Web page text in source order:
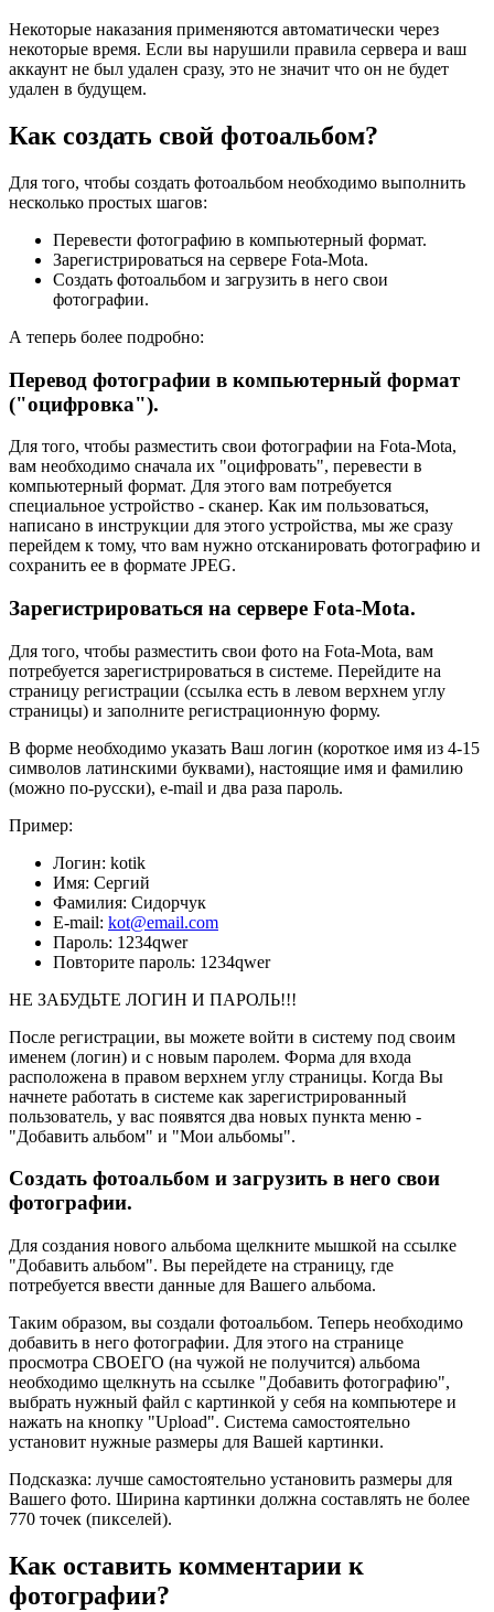
Некоторые наказания применяются автоматически через
некоторые время. Если вы нарушили правила сервера и ваш
аккаунт не был удален сразу, это не значит что он не будет
удален в будущем.
Как создать свой фотоальбом?
Для того, чтобы создать фотоальбом необходимо выполнить
несколько простых шагов:
Перевести фотографию в компьютерный формат.
Зарегистрироваться на сервере Fota-Mota.
Создать фотоальбом и загрузить в него свои
фотографии.
А теперь более подробно:
Перевод фотографии в компьютерный формат
("оцифровка").
Для того, чтобы разместить свои фотографии на Fota-Mota,
вам необходимо сначала их "оцифровать", перевести в
компьютерный формат. Для этого вам потребуется
специальное устройство - сканер. Как им пользоваться,
написано в инструкции для этого устройства, мы же сразу
перейдем к тому, что вам нужно отсканировать фотографию и
сохранить ее в формате JPEG.
Зарегистрироваться на сервере Fota-Mota.
Для того, чтобы разместить свои фото на Fota-Mota, вам
потребуется зарегистрироваться в системе. Перейдите на
страницу регистрации (ссылка есть в левом верхнем углу
страницы) и заполните регистрационную форму.
В форме необходимо указать Ваш логин (короткое имя из 4-15
символов латинскими буквами), настоящие имя и фамилию
(можно по-русски), e-mail и два раза пароль.
Пример:
Логин: kotik
Имя: Сергий
Фамилия: Сидорчук
E-mail: kot@email.com
Пароль: 1234qwer
Повторите пароль: 1234qwer
НЕ ЗАБУДЬТЕ ЛОГИН И ПАРОЛЬ!!!
После регистрации, вы можете войти в систему под своим
именем (логин) и с новым паролем. Форма для входа
расположена в правом верхнем углу страницы. Когда Вы
начнете работать в системе как зарегистрированный
пользователь, у вас появятся два новых пункта меню -
"Добавить альбом" и "Мои альбомы".
Создать фотоальбом и загрузить в него свои
фотографии.
Для создания нового альбома щелкните мышкой на ссылке
"Добавить альбом". Вы перейдете на страницу, где
потребуется ввести данные для Вашего альбома.
Таким образом, вы создали фотоальбом. Теперь необходимо
добавить в него фотографии. Для этого на странице
просмотра СВОЕГО (на чужой не получится) альбома
необходимо щелкнуть на ссылке "Добавить фотографию",
выбрать нужный файл с картинкой у себя на компьютере и
нажать на кнопку "Upload". Система самостоятельно
установит нужные размеры для Вашей картинки.
Подсказка: лучше самостоятельно установить размеры для
Вашего фото. Ширина картинки должна составлять не более
770 точек (пикселей).
Как оставить комментарии к
фотографии?